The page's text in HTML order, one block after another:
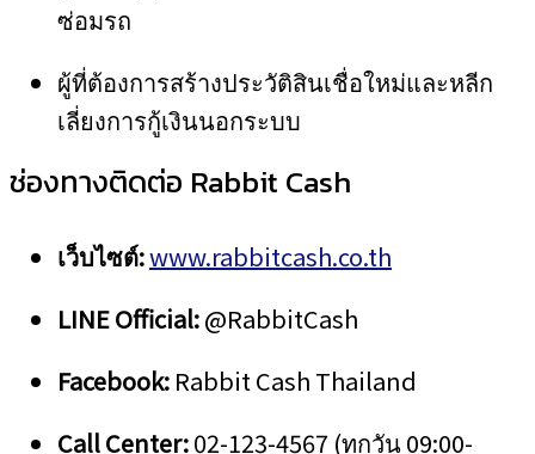
ซ่อมรถ
ผู้ที่ต้องการสร้างประวัติสินเชื่อใหม่และหลีก
เลี่ยงการกู้เงินนอกระบบ
ช่องทางติดต่อ Rabbit Cash
เว็บไซต์:www.rabbitcash.co.th
LINE Official:@RabbitCash
Facebook: Rabbit Cash Thailand
Call Center:02-123-4567 (ทุกวัน 09:00-